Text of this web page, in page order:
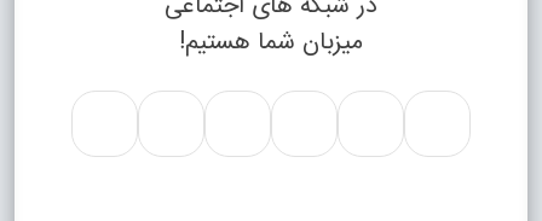
میزبان شما هستیم!